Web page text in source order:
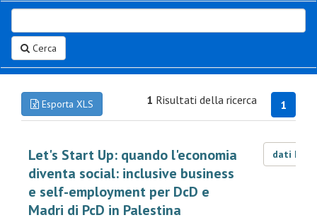
Cerca
Esporta XLS 1
1 Risultati della ricerca
Let's Start Up: quando l'economia
diventa social: inclusive business
e self-employment per DcD e
Madri di PcD in Palestina
dati LOD